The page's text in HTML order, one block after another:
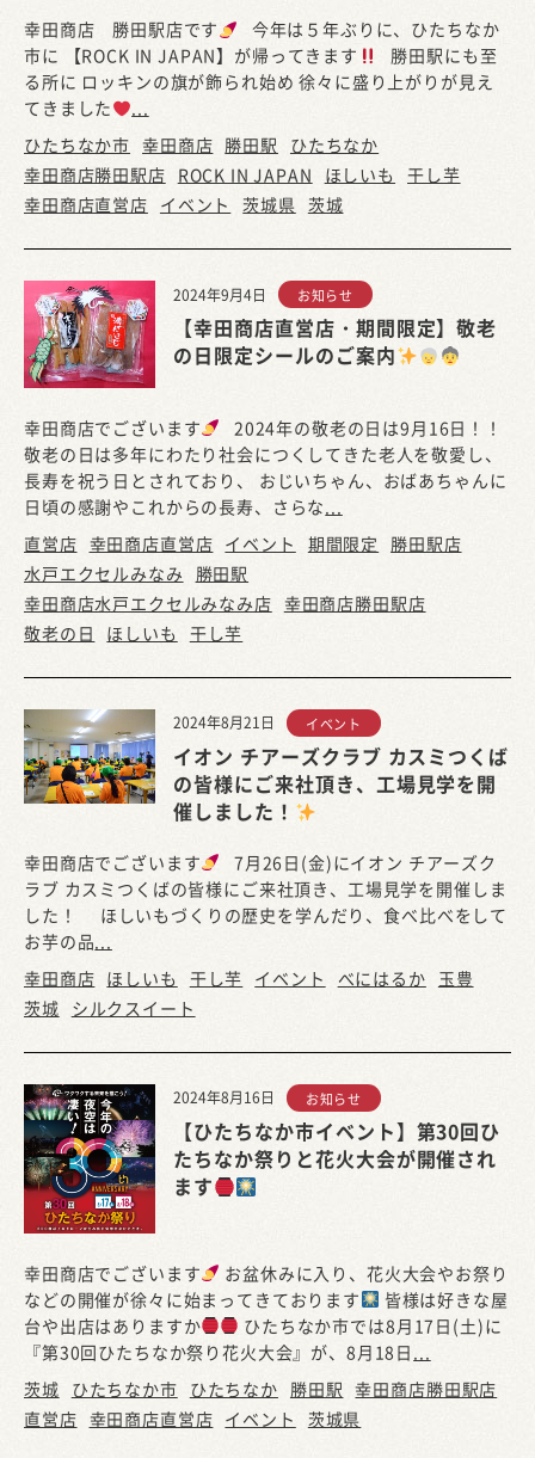
幸田商店 勝田駅店です
今年は５年ぶりに、ひたちなか
市に 【ROCK IN JAPAN】が帰ってきます
勝田駅にも至
る所に ロッキンの旗が飾られ始め 徐々に盛り上がりが見え
てきました
...
ひたちなか市 幸田商店 勝田駅
ひたちなか
幸田商店勝田駅店 ROCK IN JAPAN ほしいも
干し芋
幸田商店直営店 イベント 茨城県 茨城
2024年9月4日 お知らせ
【幸田商店直営店・期間限定】敬老
の日限定シールのご案内
幸田商店でございます
2024年の敬老の日は9月16日！！
敬老の日は多年にわたり社会につくしてきた老人を敬愛し、
長寿を祝う日とされており、 おじいちゃん、おばあちゃんに
日頃の感謝やこれからの長寿、さらな
直営店 幸田商店直営店 イベント 期間限定
勝田駅店
水戸エクセルみなみ
勝田駅
幸田商店水戸エクセルみなみ店 幸田商店勝田駅店
敬老の日
ほしいも 干し芋
2024年8月21日 イベント
イオン チアーズクラブ カスミつくば
の皆様にご来社頂き、工場見学を開
催しました！
幸田商店でございます
7月26日(金)にイオン チアーズク
ラブ カスミつくばの皆様にご来社頂き、工場見学を開催しま
した！ ほしいもづくりの歴史を学んだり、食べ比べをして
お芋の品
幸田商店 ほしいも 干し芋 イベント べにはるか 玉豊
茨城 シルクスイート
2024年8月16日 お知らせ
【ひたちなか市イベント】第30回ひ
たちなか祭りと花火大会が開催され
ます
幸田商店でございます
お盆休みに入り、花火大会やお祭り
などの開催が徐々に始まってきております
皆様は好きな屋
台や出店はありますか
ひたちなか市では8月17日(土)に
『第30回ひたちなか祭り花火大会』が、8月18日
茨城 ひたちなか市 ひたちなか 勝田駅 幸田商店勝田駅店
直営店 幸田商店直営店 イベント 茨城県